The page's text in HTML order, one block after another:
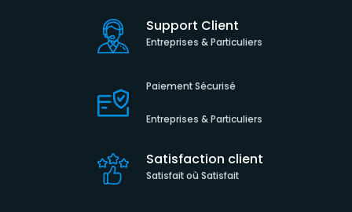
Support Client
Entreprises & Particuliers
Paiement Sécurisé
Entreprises & Particuliers
Satisfaction client
Satisfait où Satisfait